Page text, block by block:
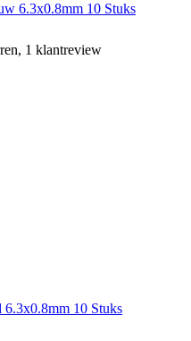
6.3x0.8mm 10 Stuks
1 klantreview
10 Stuks